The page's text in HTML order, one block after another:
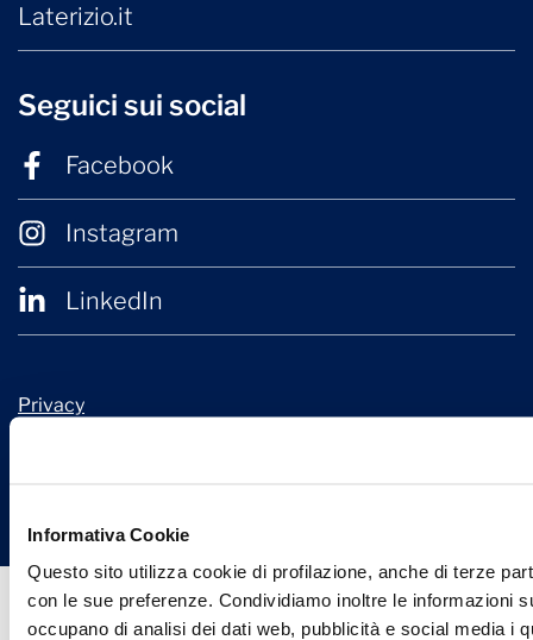
Informativa Cookie
Questo sito utilizza cookie di profilazione, anche di terze
con le sue preferenze. Condividiamo inoltre le informazioni
occupano di analisi dei dati web, pubblicità e social media i
Laterizio.it
Seguici sui social
Facebook
Instagram
LinkedIn
Privacy